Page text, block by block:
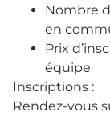
Nombre
en
Prix
équipe
Inscriptions :
Rendez-vous